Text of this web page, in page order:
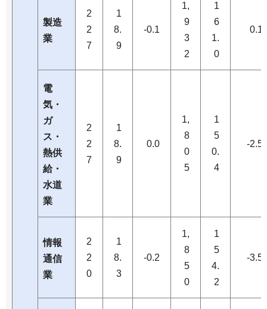
製造
業
2
2
7
1
8.
9
-0.1
1,
9
3
2
1
6
1.
0
0.1
電
気・
ガ
ス・
熱供
給・
水道
業
2
2
7
1
8.
9
0.0
1,
8
0
5
1
5
0.
4
-2.5
情報
通信
業
2
2
0
1
8.
3
-0.2
1,
8
5
0
1
5
4.
2
-3.5